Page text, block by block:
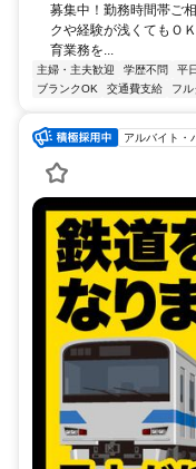
募集中！勤務時間帯ご
クや経験が浅くてもＯ
育業務を...
主婦・主夫歓迎 学歴不問 平
ブランクOK
交通費支給 フ
アルバイト・